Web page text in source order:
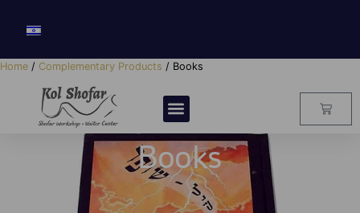
Home / Complementary Products / Books
Books